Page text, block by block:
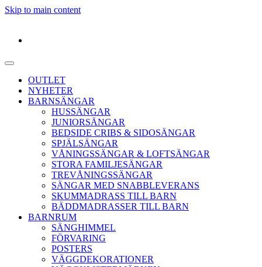
Skip to main content
OUTLET
NYHETER
BARNSÄNGAR
HUSSÄNGAR
JUNIORSÄNGAR
BEDSIDE CRIBS & SIDOSÄNGAR
SPJÄLSÄNGAR
VÅNINGSSÄNGAR & LOFTSÄNGAR
STORA FAMILJESÄNGAR
TREVÅNINGSSÄNGAR
SÄNGAR MED SNABBLEVERANS
SKUMMADRASS TILL BARN
BÄDDMADRASSER TILL BARN
BARNRUM
SÄNGHIMMEL
FÖRVARING
POSTERS
VÄGGDEKORATIONER